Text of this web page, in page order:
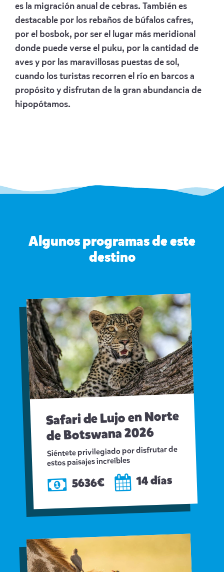
es la migración anual de cebras. También es
destacable por los rebaños de búfalos cafres,
por el bosbok, por ser el lugar más meridional
donde puede verse el puku, por la cantidad de
aves y por las maravillosas puestas de sol,
cuando los turistas recorren el río en barcos a
propósito y disfrutan de la gran abundancia de
hipopótamos.
Algunos programas de este
destino
Safari de Lujo en Norte
de Botswana 2026
Siéntete privilegiado por disfrutar de
estos paisajes increíbles
5636€ 14 días